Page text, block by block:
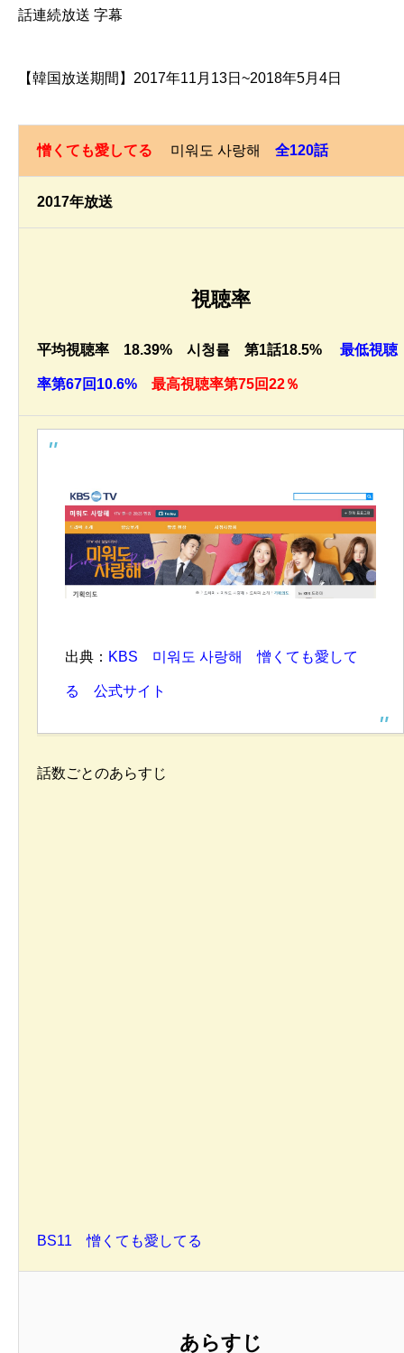
話連続放送 字幕
【韓国放送期間】2017年11月13日~2018年5月4日
憎くても愛してる 미워도 사랑해 全120話
2017年放送
視聴率
平均視聴率 18.39% 시청률 第1話18.5% 最低視聴
率第67回10.6% 最高視聴率第75回22％
出典： KBS 미워도 사랑해 憎くても愛して
る 公式サイト
話数ごとのあらすじ
BS11 憎くても愛してる
あらすじ